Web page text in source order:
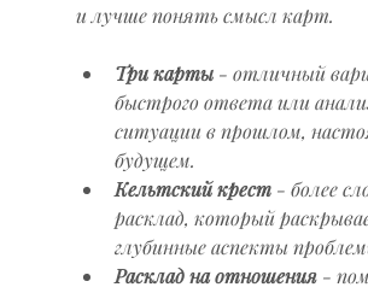
и лучше понять смысл карт.
Три карты - отличный
быстрого ответа или
ситуации в прошлом,
будущем.
Кельтский крест - более
расклад, который
глубинные аспекты
Расклад на отношения -